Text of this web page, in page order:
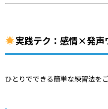
実践テク：感情×発声
ひとりでできる簡単な練習法を